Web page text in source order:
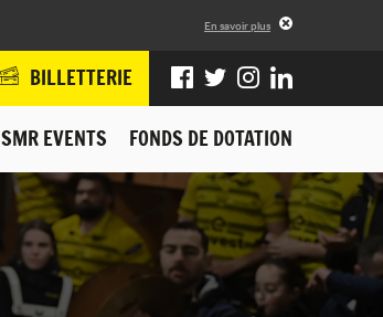
En savoir plus
SMR EVENTS FONDS DE DOTATION
BILLETTERIE